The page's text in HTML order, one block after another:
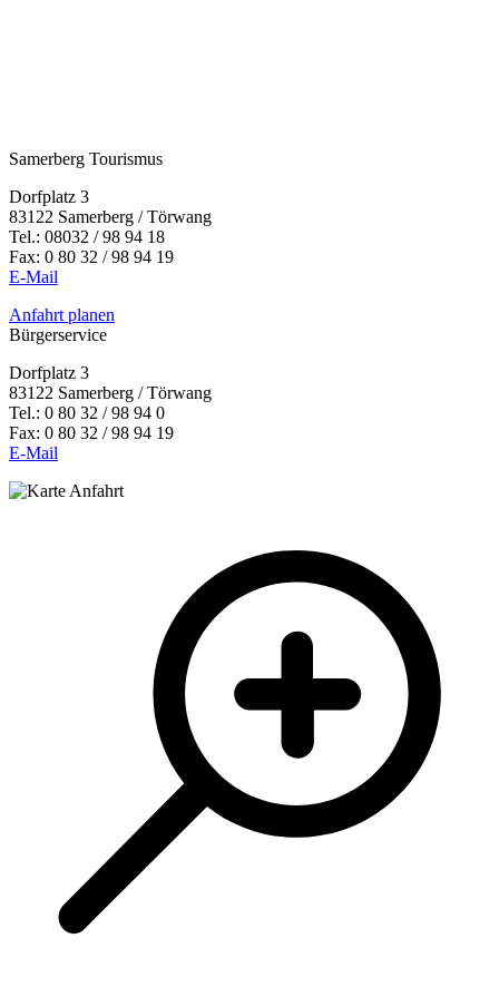
Samerberg Tourismus
Dorfplatz 3
83122 Samerberg / Törwang
Tel.: 08032 / 98 94 18
Fax: 0 80 32 / 98 94 19
E-Mail
Anfahrt planen
Bürgerservice
Dorfplatz 3
83122 Samerberg / Törwang
Tel.: 0 80 32 / 98 94 0
Fax: 0 80 32 / 98 94 19
E-Mail